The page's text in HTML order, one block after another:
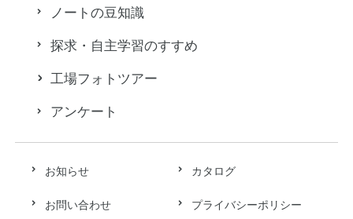
お知らせ カタログ
お問い合わせ プライバシーポリシー
ノートの豆知識
探求・自主学習のすすめ
工場フォトツアー
アンケート